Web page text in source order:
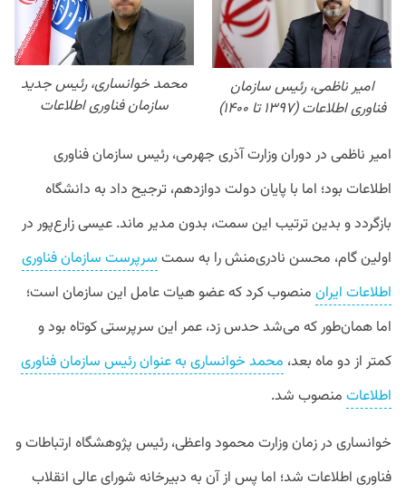
امیر ناظمی، رئیس سازمان
فناوری اطلاعات (۱۳۹۷ تا ۱۴۰۰)
محمد خوانساری، رئیس جدید
سازمان فناوری اطلاعات
امیر ناظمی در دوران وزارت آذری جهرمی، رئیس سازمان فناوری
اطلاعات بود؛ اما با پایان دولت دوازدهم، ترجیح داد به دانشگاه
بازگردد و بدین ترتیب این سمت، بدون مدیر ماند. عیسی زارع‌پور در
اولین گام، محسن نادری‌منش را به سمت سرپرست سازمان فناوری
اطلاعات ایران منصوب کرد که عضو هیات عامل این سازمان است؛
اما همان‌طور که می‌شد حدس زد، عمر این سرپرستی کوتاه بود و
کمتر از دو ماه بعد، محمد خوانساری به عنوان رئیس سازمان فناوری
اطلاعات منصوب شد.
خوانساری در زمان وزارت محمود واعظی، رئیس پژوهشگاه ارتباطات و
فناوری اطلاعات شد؛ اما پس از آن به دبیرخانه شورای عالی انقلاب